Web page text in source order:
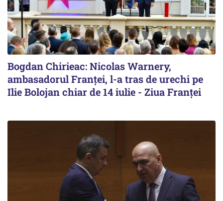
Bogdan Chirieac: Nicolas Warnery,
ambasadorul Franței, l-a tras de urechi pe
Ilie Bolojan chiar de 14 iulie - Ziua Franței